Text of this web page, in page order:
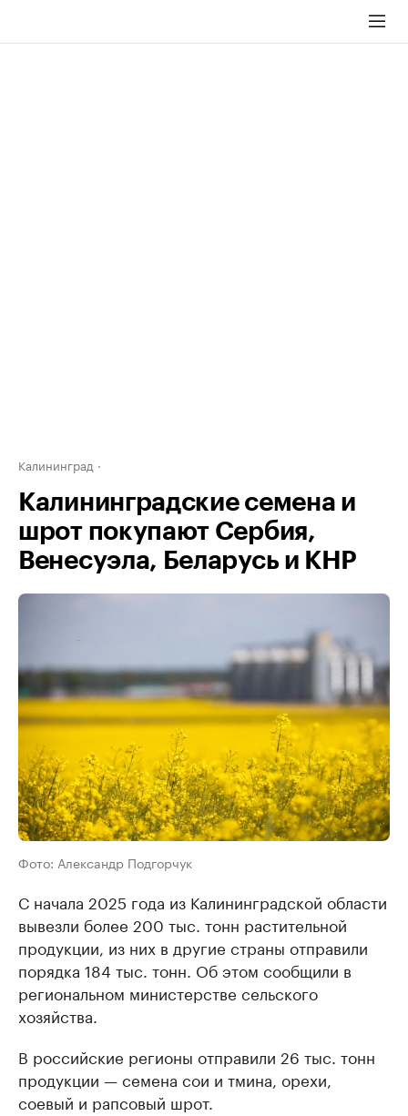
Калининград
Калининградские семена и
шрот покупают Сербия,
Венесуэла, Беларусь и КНР
Фото: Александр Подгорчук
С начала 2025 года из Калининградской области
вывезли более 200 тыс. тонн растительной
продукции, из них в другие страны отправили
порядка 184 тыс. тонн. Об этом сообщили в
региональном министерстве сельского
хозяйства.
В российские регионы отправили 26 тыс. тонн
продукции — семена сои и тмина, орехи,
соевый и рапсовый шрот.